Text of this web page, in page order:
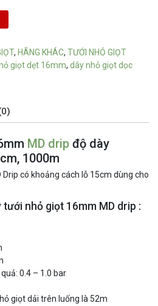
, HÃNG KHÁC, TƯỚI NHỎ GIỌT
giọt dẹt 16mm, dây nhỏ giọt dọc
MD drip độ dày
1000m
có khoảng cách lỗ 15cm dùng cho
nhỏ giọt 16mm MD drip :
0.4 – 1.0 bar
giọt dải trên luống là 52m